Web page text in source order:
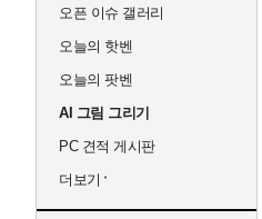
오픈 이슈 갤러리
오늘의 핫벤
오늘의 팟벤
AI 그림 그리기
PC 견적 게시판
더보기